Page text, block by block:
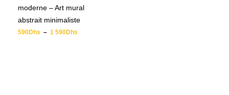
moderne – Art mural
abstrait minimaliste
590Dhs – 1 590Dhs